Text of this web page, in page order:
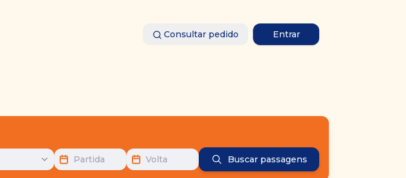
Consultar pedido Entrar
Partida Volta Buscar passagens